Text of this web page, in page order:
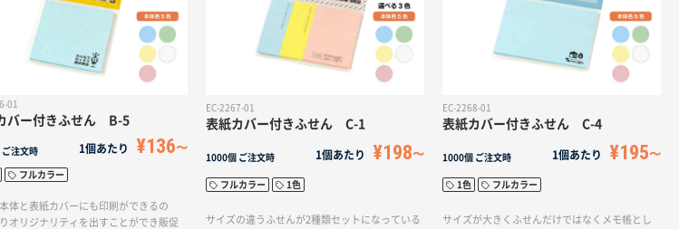
01
バー付きふせん B-5
ご注文時 1個あたり ¥136
フルカラー
体と表紙カバーにも印刷ができるの
オリジナリティを出すことができ販促
EC-2267-01
表紙カバー付きふせん C-1
1000個 ご注文時 1個あたり ¥198
フルカラー 1色
サイズの違うふせんが2種類セットになっている
EC-2268-01
表紙カバー付きふせん C-4
1000個 ご注文時 1個あたり ¥195
1色 フルカラー
サイズが大きくふせんだけではなくメモ帳とし